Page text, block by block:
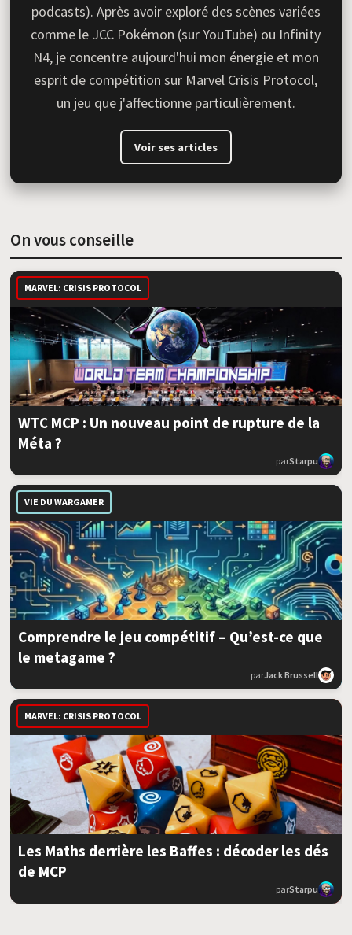
podcasts). Après avoir exploré des scènes variées
comme le JCC Pokémon (sur YouTube) ou Infinity
N4, je concentre aujourd'hui mon énergie et mon
esprit de compétition sur Marvel Crisis Protocol,
un jeu que j'affectionne particulièrement.
Voir ses articles
On vous conseille
MARVEL: CRISIS PROTOCOL
WTC MCP : Un nouveau point de rupture de la
Méta ?
parStarpu
VIE DU WARGAMER
Comprendre le jeu compétitif – Qu’est-ce que
le metagame ?
parJack Brussell
MARVEL: CRISIS PROTOCOL
Les Maths derrière les Baffes : décoder les dés
de MCP
parStarpu